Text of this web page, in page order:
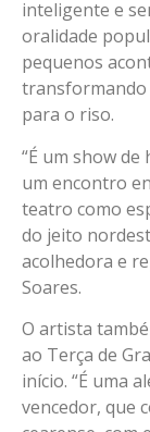
inteligente e
oralidade
pequenos
transformando
para o riso.
“É um show
um encontro
teatro como
do jeito
acolhedora e
Soares.
O artista
ao Terça de
início. “É uma
vencedor, que